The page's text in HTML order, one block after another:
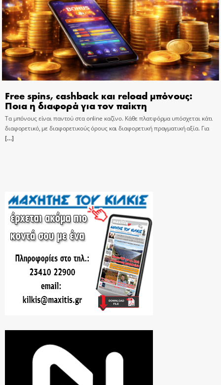
Free spins, cashback και reload μπόνους:
Ποια η διαφορά για τον παίκτη
Τα μπόνους είναι παντού στα online καζίνο. Κάθε πλατφόρμα υπόσχεται κάτι
διαφορετικό, με διαφορετικούς όρους και διαφορετική πραγματική αξία. Για
[…]